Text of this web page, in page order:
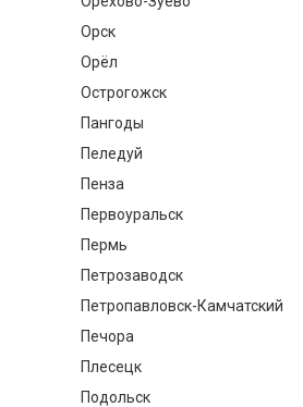
Орск
Орёл
Острогожск
Пангоды
Пеледуй
Пенза
Первоуральск
Пермь
Петрозаводск
Петропавловск-Камчатский
Печора
Плесецк
Подольск